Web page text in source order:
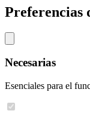
Preferencias
Necesarias
Esenciales para el